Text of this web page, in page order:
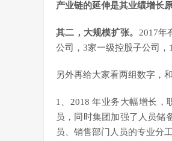
产业链的延伸是其业绩增长原
其二，大规模扩张。 2017年
公司，3家一级控股子公司，
另外再给大家看两组数字，
1、2018 年业务大幅增长，
员，同时集团加强了人员储
员、销售部门人员的专业分